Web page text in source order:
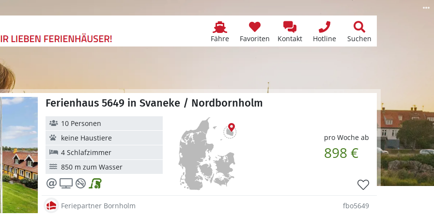
Fähre Favoriten Kontakt Hotline Suchen
Ferienhaus 5649 in Svaneke / Nordbornholm
pro Woche ab
898 €
10 Personen
keine Haustiere
4 Schlafzimmer
850 m zum Wasser
Feriepartner Bornholm fbo5649